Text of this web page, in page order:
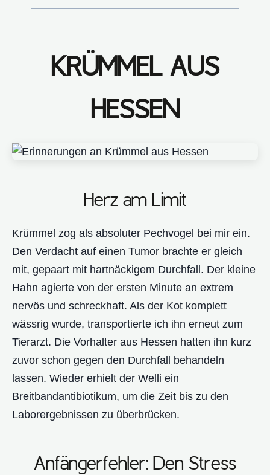
KRÜMMEL AUS
HESSEN
Herz am Limit
Krümmel zog als absoluter Pechvogel bei mir ein.
Den Verdacht auf einen Tumor brachte er gleich
mit, gepaart mit hartnäckigem Durchfall. Der kleine
Hahn agierte von der ersten Minute an extrem
nervös und schreckhaft. Als der Kot komplett
wässrig wurde, transportierte ich ihn erneut zum
Tierarzt. Die Vorhalter aus Hessen hatten ihn kurz
zuvor schon gegen den Durchfall behandeln
lassen. Wieder erhielt der Welli ein
Breitbandantibiotikum, um die Zeit bis zu den
Laborergebnissen zu überbrücken.
Anfängerfehler: Den Stress